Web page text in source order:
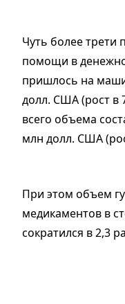
Чуть более трети
помощи в
пришлось на
долл. США (рост в
всего объема
млн долл. США
При этом объем
медикаментов в
сократился в 2,3